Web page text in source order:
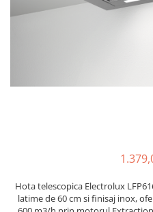
si Uscatoare
Hota telescopica Electrolux
latime de 60 cm si finisaj inox,